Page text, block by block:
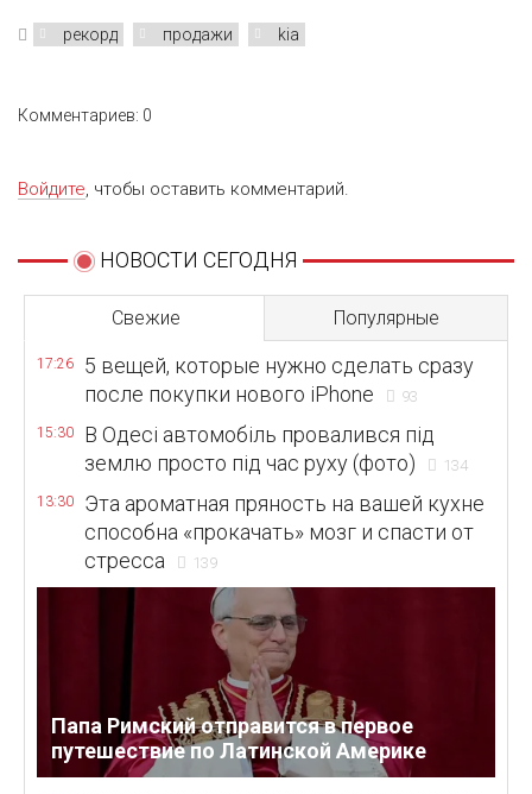
рекорд продажи kia
Комментариев: 0
Войдите, чтобы оставить комментарий.
НОВОСТИ СЕГОДНЯ
Свежие Популярные
17:26
5 вещей, которые нужно сделать сразу
после покупки нового iPhone
93
15:30
В Одесі автомобіль провалився під
землю просто під час руху (фото)
134
13:30
Эта ароматная пряность на вашей кухне
способна «прокачать» мозг и спасти от
стресса
139
Папа Римский отправится в первое
путешествие по Латинской Америке